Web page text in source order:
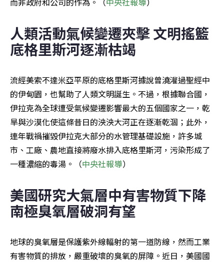
人類活動氣候變遷夾擊 文明搖籃
底格里斯河逐漸枯竭
流經美索不達米亞平原的底格里斯河據說曾澆灌過聖經中
的伊甸園，也幫助了人類文明誕生。不過，根據聯合國，
伊拉克為全球遭受氣候變遷影響最大的五個國家之一，乾
旱與沙漠化使這條昔日的泱泱大河正在逐漸乾涸；此外，
連年戰禍摧毀伊拉克大部分的水管理基礎設施，許多城
市、工廠、農地直接將廢水排入底格里斯河，污染形成了
一種濃縮的毒湯。（中央社報導）
美國研究大氣層中有害物質下降
南極臭氧層破洞有望
地球的臭氧層是保護紫外線輻射的第一道防線，然而工業
有害物質的排放，嚴重破壞的臭氧的屏障。近日，美國國